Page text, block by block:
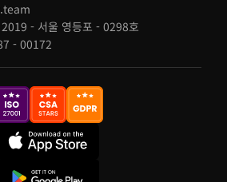
- 서울 영등포 - 0298호
- 00172